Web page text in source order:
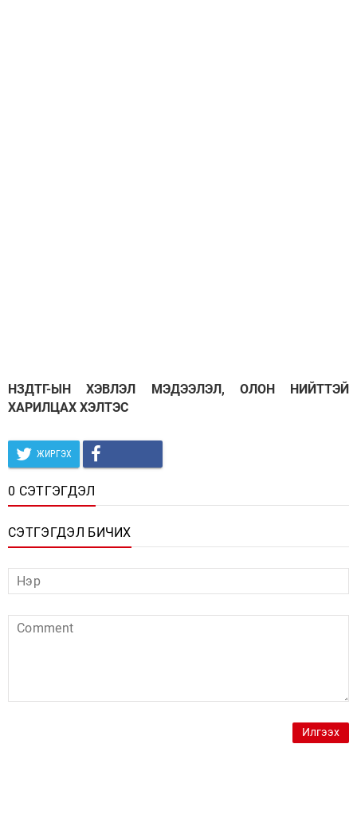
НЗДТГ-ЫН ХЭВЛЭЛ МЭДЭЭЛЭЛ, ОЛОН НИЙТТЭЙ
ХАРИЛЦАХ ХЭЛТЭС
ЖИРГЭХ
0 СЭТГЭГДЭЛ
СЭТГЭГДЭЛ БИЧИХ
Илгээх